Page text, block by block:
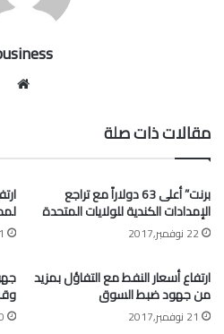
مقالات ذات صلة
برنت” أعلى 63 دولاراً مع تراجع
الإمدادات الكندية للولايات المتحدة
22 نوفمبر,2017 21
ارتفاع أسعار النفط مع التفاؤل بمزيد
من جهود ضبط السوق
21 نوفمبر,2017 20